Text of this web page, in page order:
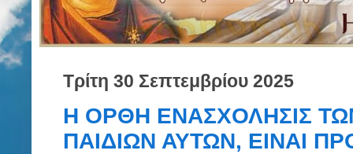
Τρίτη 30 Σεπτεμβρίου 2025
Η ΟΡΘΗ ΕΝΑΣΧΟΛΗΣΙΣ
ΠΑΙΔΙΩΝ ΑΥΤΩΝ, ΕΙΝΑΙ